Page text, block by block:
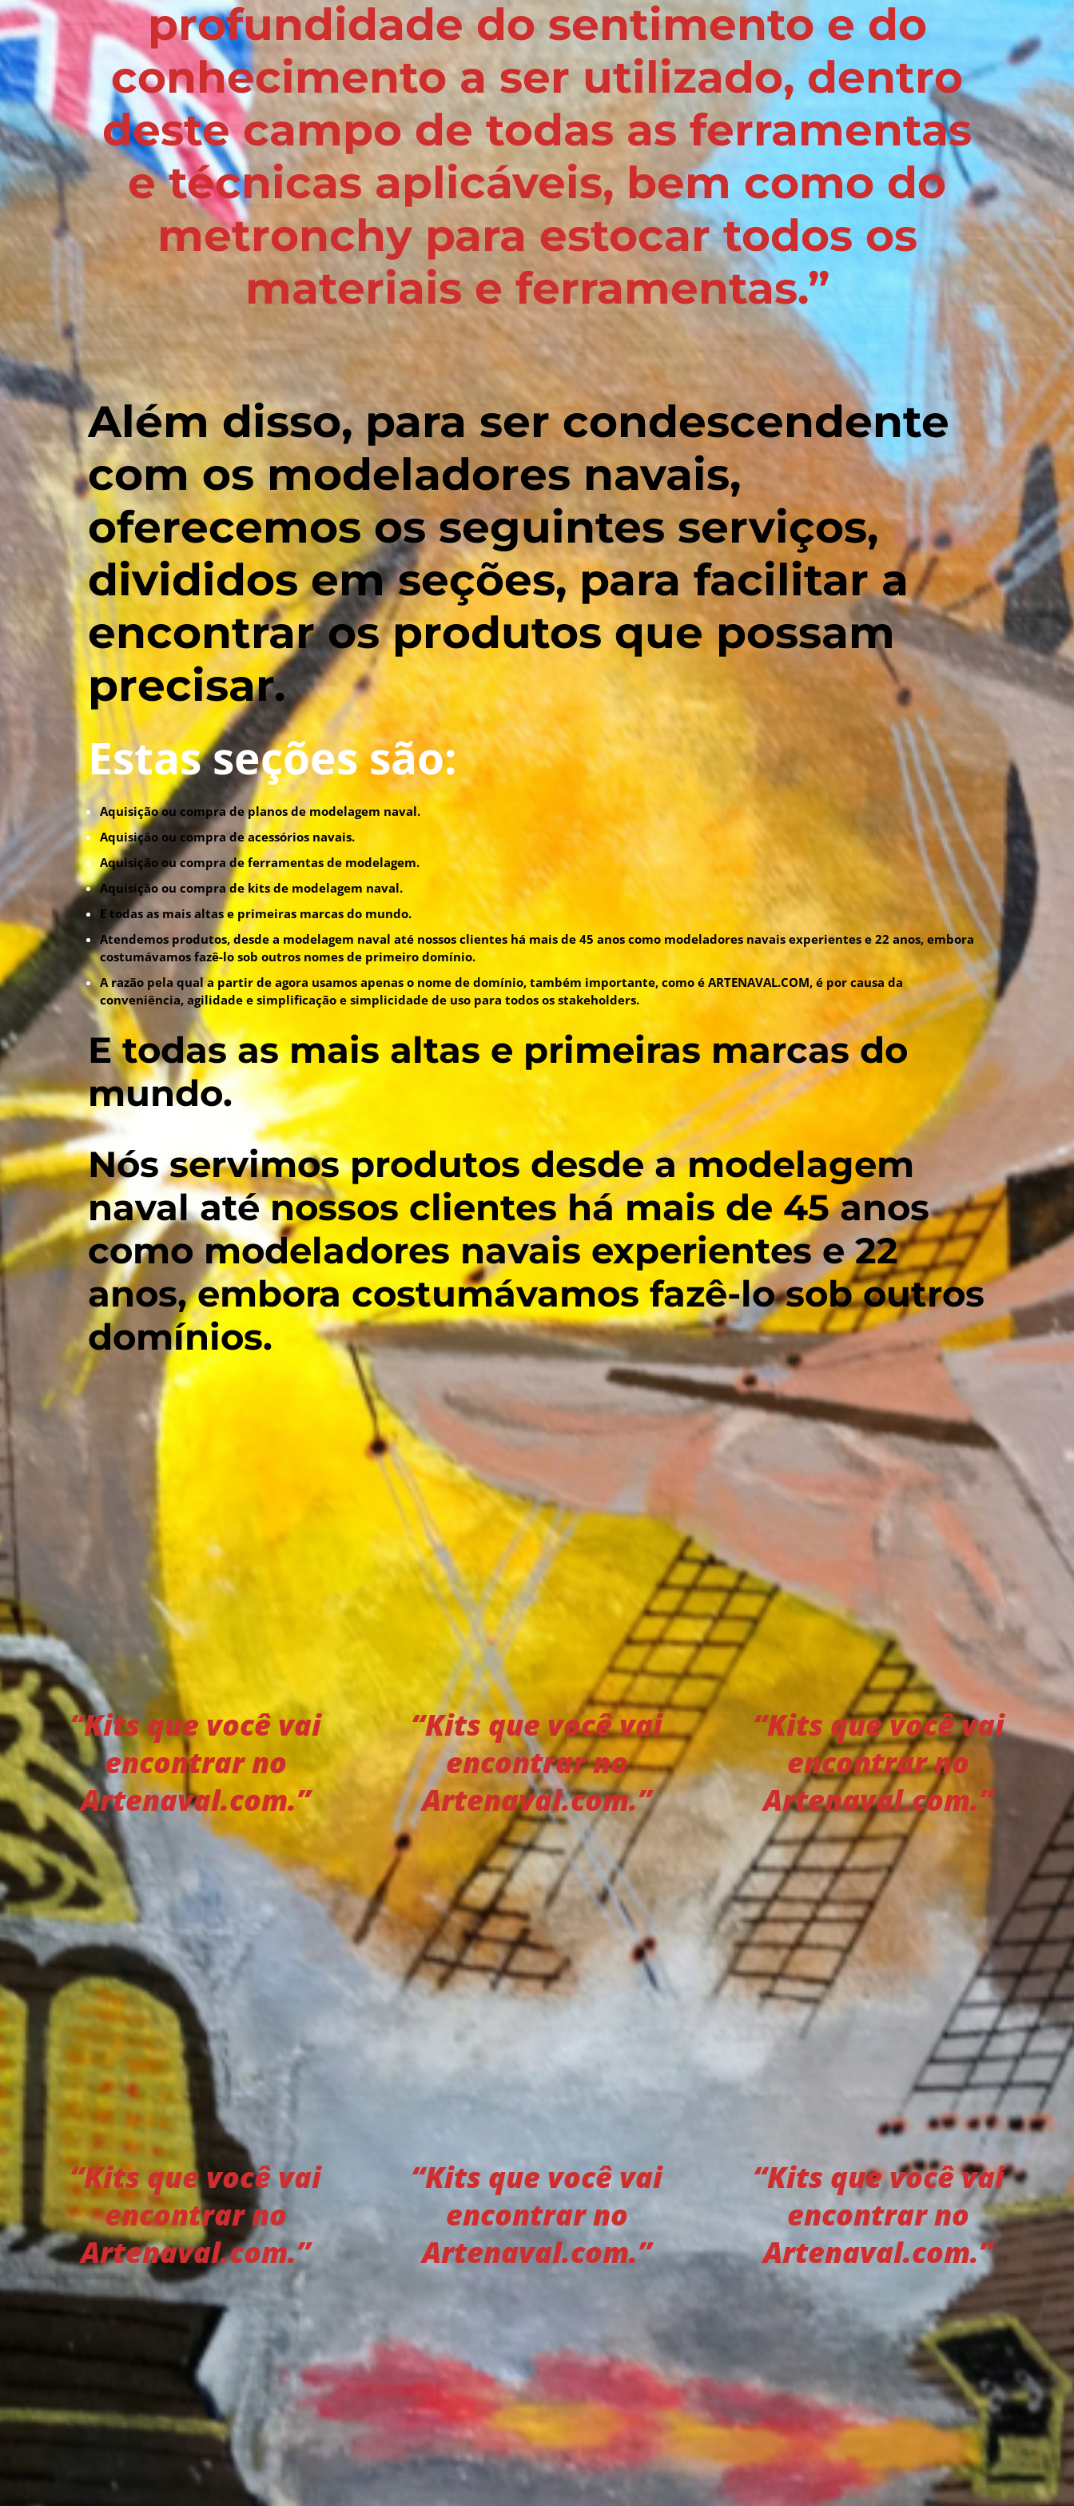
profundidade do sentimento e do
conhecimento a ser utilizado, dentro
deste campo de todas as ferramentas
e técnicas aplicáveis, bem como do
metronchy para estocar todos os
materiais e ferramentas.”
Além disso, para ser condescendente
com os modeladores navais,
oferecemos os seguintes serviços,
divididos em seções, para facilitar a
encontrar os produtos que possam
precisar.
Estas seções são:
Aquisição ou compra de planos de modelagem naval.
Aquisição ou compra de acessórios navais.
Aquisição ou compra de ferramentas de modelagem.
Aquisição ou compra de kits de modelagem naval.
E todas as mais altas e primeiras marcas do mundo.
Atendemos produtos, desde a modelagem naval até nossos clientes há mais de 45 anos como modeladores navais experientes e 22 anos, embora
costumávamos fazê-lo sob outros nomes de primeiro domínio.
A razão pela qual a partir de agora usamos apenas o nome de domínio, também importante, como é ARTENAVAL.COM, é por causa da
conveniência, agilidade e simplificação e simplicidade de uso para todos os stakeholders.
E todas as mais altas e primeiras marcasdo
mundo.
Nós servimos produtos desde a modelagem
naval até nossos clientes há mais de 45 anos
como modeladores navais experientes e 22
anos, embora costumávamos fazê-lo sob outros
domínios.
“Kits que você vai
encontrar no
Artenaval.com.”
“Kits que você vai
encontrar no
Artenaval.com.”
“Kits que você vai
encontrar no
Artenaval.com.”
“Kits que você vai
encontrar no
Artenaval.com.”
“Kits que você vai
encontrar no
Artenaval.com.”
“Kits que você vai
encontrar no
Artenaval.com.”